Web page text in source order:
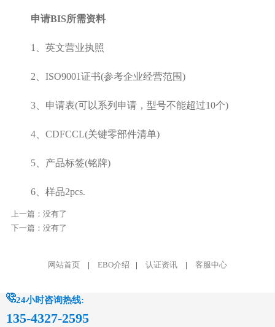
申请BIS所需资料
1、英文营业执照
2、ISO9001证书(参考企业经营范围)
3、申请表(可以系列申请，型号不能超过10个)
4、CDFCCL(关键零部件清单)
5、产品标签(铭牌)
6、样品2pcs.
上一篇：没有了
下一篇：没有了
网站首页 | EBO介绍 | 认证资讯 | 客服中心
24小时咨询热线:
135-4327-2595